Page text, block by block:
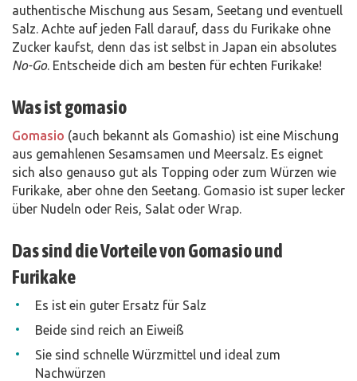
authentische Mischung aus Sesam, Seetang und eventuell
Salz. Achte auf jeden Fall darauf, dass du Furikake ohne
Zucker kaufst, denn das ist selbst in Japan ein absolutes
No-Go. Entscheide dich am besten für echten Furikake!
Was ist gomasio
Gomasio (auch bekannt als Gomashio) ist eine Mischung
aus gemahlenen Sesamsamen und Meersalz. Es eignet
sich also genauso gut als Topping oder zum Würzen wie
Furikake, aber ohne den Seetang. Gomasio ist super lecker
über Nudeln oder Reis, Salat oder Wrap.
Das sind die Vorteile von Gomasio und
Furikake
Es ist ein guter Ersatz für Salz
Beide sind reich an Eiweiß
Sie sind schnelle Würzmittel und ideal zum
Nachwürzen